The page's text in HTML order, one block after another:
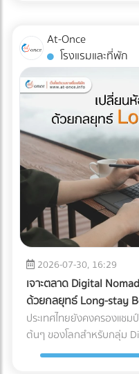
ในช่วงเวลานี้ เพื่อกดกราฟ
ลดค่า Demand Charge ใ
ข้อจำกัดทางกฎหมายและภ
สิทธิประโยชน์ทางภาษีที่ชัด
สะอาดและการจัดการพลัง
ประเมินความคุ้มค่า: สรุปแ
ชัดเจน ลองดูตารางเปรียบเ
ครับ คำตอบคือ: "คุ้มค่าอย่างแน่นอน" หากโรงงานของคุณจัด
อยู่ในกลุ่มที่มูลค่าความเสีย
โรงงานพลาสติก, เซมิคอน
เวชภัณฑ์) การมีระบบ
"ประกันภัยความเสี่ยงทาง
ในทุกๆ เดือน ยกระดับโรงงานสู่ความยั่งยืนแบบไม่มีสะดุด ในปี
2026 การติดตั้ง Solar
การลดค่าไฟ แต่คือการบริห
และตอบรับกระแสลดคาร์บ
รักษาความสามารถในการแ
Solar Hybrid และ
ทางวิศวกรรมขั้นสูง ทั้งกา
แบตเตอรี่ และการขออนุ
Marketing Agency และผู้
และ 3D Model ที่พร้อมเปลี่
พนักงานขายมือทอง ค้นหาพ
มิลลิเมตรเดียวส่งผลโดยต
ป่วย หากเกิดความเสียหา
อาจขาดแล้ว ความน่าเชื่อถื
นี้จะพาคุณไปเจาะลึกความเ
เครื่องมือแพทย์ต้องรู้ในปี
มือแพทย์ต้องเผชิญระหว่าง
ขนส่งอุปกรณ์ที่เปราะบาง
นี่คือ 3 ปัญหาหลักที่มักทำใ
สะเทือน (Vibration &
เซนเซอร์ภายในอุปกรณ์มีค
จากพื้นถนนที่ไม่ราบเรียบ
หรือระบบเซนเซอร์รวนได้
เปลี่ยนแปลงอุณหภูมิและค
Excursions): อุปกรณ์อิเล็
ข้อกำหนดเรื่องอุณหภูมิที่ชั
วนานๆ หรือเจอความชื้นสูง
ไฟฟ้าลัดวงจรเมื่อเปิดใช้งา
Drop): เครื่องมือขนาดให
เลยว่า "ห้ามเอียงเกินกี่อง
ทั่วไปที่ไม่มีความเชี่ยวชาญ
At-Once
โรงแรมและที่พัก
2026-07-30, 16:29
เจาะตลาด Digital
ด้วยกลยุทธ์ Long-stay
ประเทศไทยยังคงครองแช
ต้นๆ ของโลกสำหรับกลุ่ม
ที่น่าสนใจคือ... ทำไมราย